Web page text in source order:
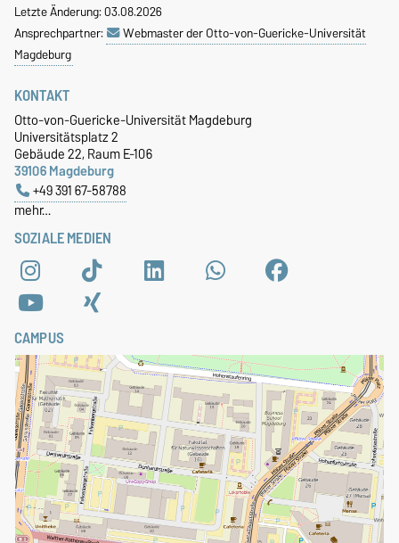
Letzte Änderung: 03.08.2026
Ansprechpartner:
Webmaster der Otto-von-Guericke-Universität
Magdeburg
SOZIALE MEDIEN
KONTAKT
Otto-von-Guericke-Universität Magdeburg
Universitätsplatz 2
Gebäude 22, Raum E-106
39106 Magdeburg
+49 391 67-58788
mehr…
CAMPUS